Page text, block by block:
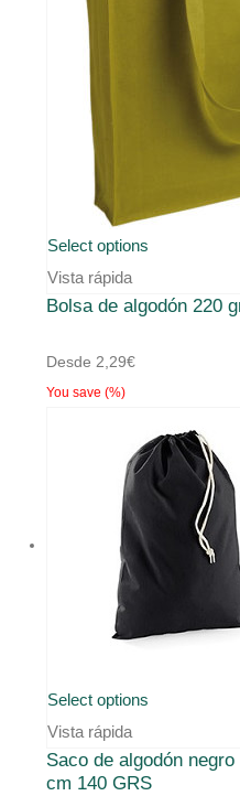
Select options
tiene
opciones
se
pueden
en
página
Vista rápida
Bolsa de algodón 220
Desde 2,29€
You save (%)
Select options
Vista rápida
Saco de algodón
cm 140 GRS